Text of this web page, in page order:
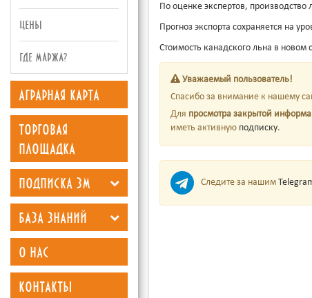
цены
где маржа?
аграрная карта
торговая
площадка
подписка зм
база знаний
о нас
контакты
По оценке экспертов, производство
Прогноз экспорта сохраняется на
Стоимость канадского льна в
Уважаемый пользователь!
Спасибо за внимание к нашему
Для просмотра закрытой
иметь активную подписку.
Следите за нашим